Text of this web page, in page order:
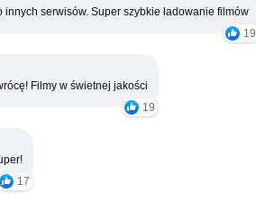
serwisów. Super szybkie ładowanie filmów
19
Filmy w świetnej jakości
19
17